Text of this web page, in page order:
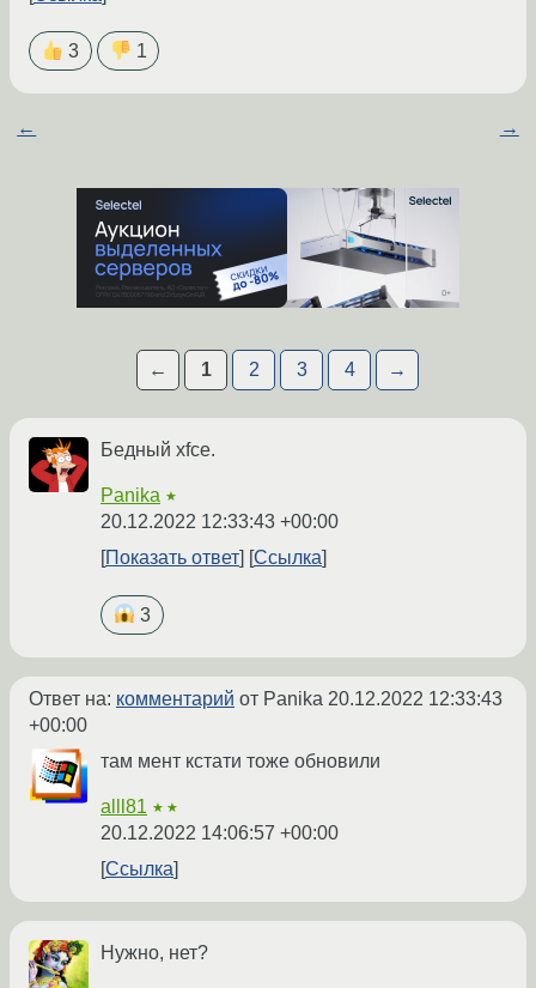
3 1
← →
← 1 2 3 4 →
Бедный xfce.
Panika ★
20.12.2022 12:33:43 +00:00
Показать ответ
Ссылка
3
Ответ на: комментарий от Panika 20.12.2022 12:33:43
+00:00
там мент кстати тоже обновили
alll81 ★★
20.12.2022 14:06:57 +00:00
Ссылка
Нужно, нет?